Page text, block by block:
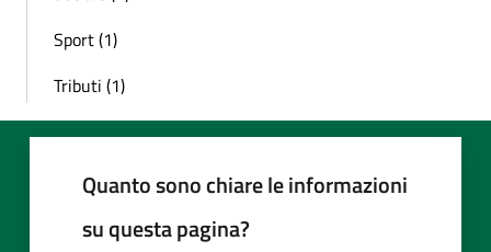
Sport (1)
Tributi (1)
Quanto sono chiare le informazioni
su questa pagina?